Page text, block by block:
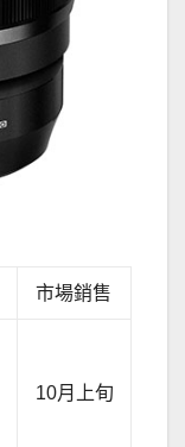
市場銷售
10月上旬